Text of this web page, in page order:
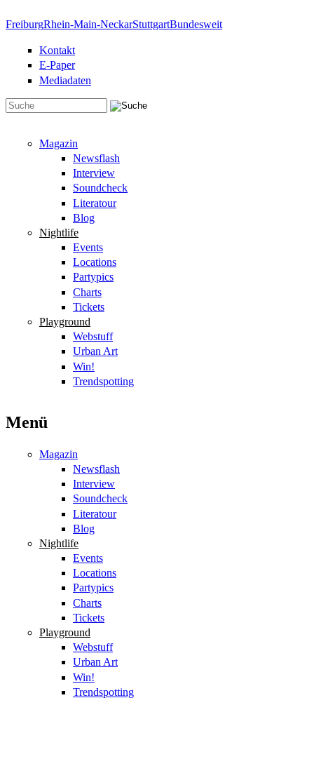
FreiburgRhein-Main-NeckarStuttgartBundesweit
Kontakt
E-Paper
Mediadaten
Magazin
Newsflash
Interview
Soundcheck
Literatour
Blog
Nightlife
Events
Locations
Partypics
Charts
Tickets
Playground
Webstuff
Urban Art
Win!
Trendspotting
Menü
Magazin
Newsflash
Interview
Soundcheck
Literatour
Blog
Nightlife
Events
Locations
Partypics
Charts
Tickets
Playground
Webstuff
Urban Art
Win!
Trendspotting